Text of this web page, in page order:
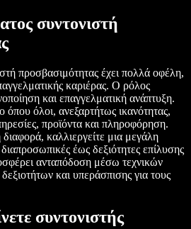
συντονιστή
προσβασιμότητας έχει πολλά οφέλη,
καριέρας. Ο ρόλος
και επαγγελματική ανάπτυξη.
όλοι, ανεξαρτήτως ικανότητας,
προϊόντα και πληροφόρηση.
καλλιεργείτε μια μεγάλη
έως δεξιότητες επίλυσης
ανταπόδοση μέσω τεχνικών
και υπεράσπισης για τους
συντονιστής